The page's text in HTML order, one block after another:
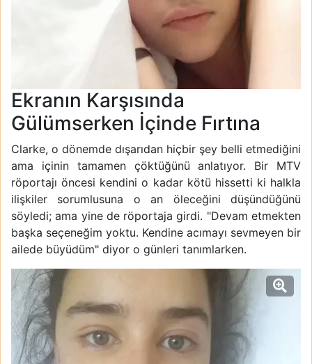
Ekranın Karşısında
Gülümserken İçinde Fırtına
Clarke, o dönemde dışarıdan hiçbir şey belli etmediğini
ama içinin tamamen çöktüğünü anlatıyor. Bir MTV
röportajı öncesi kendini o kadar kötü hissetti ki halkla
ilişkiler sorumlusuna o an öleceğini düşündüğünü
söyledi; ama yine de röportaja girdi. "Devam etmekten
başka seçeneğim yoktu. Kendine acımayı sevmeyen bir
ailede büyüdüm" diyor o günleri tanımlarken.